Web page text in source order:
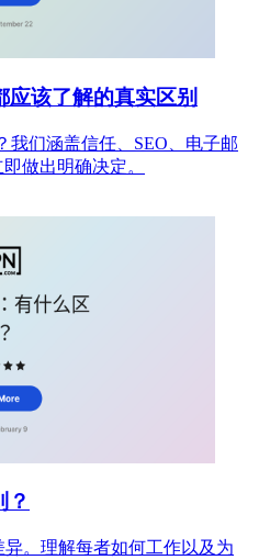
应该了解的真实区别
我们涵盖信任、SEO、电子邮
做出明确决定。
？
。理解每者如何工作以及为